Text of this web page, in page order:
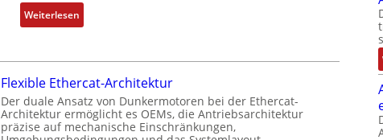
P
s
i
i
o
e
r
b
i
n
Weiterlesen:
N
u
e
r
M
u
Flexible Ethercat-Architektur
Der duale Ansatz von Dunkermotoren bei der Ethercat-
Architektur ermöglicht es OEMs, die Antriebsarchitektur
präzise auf mechanische Einschränkungen,